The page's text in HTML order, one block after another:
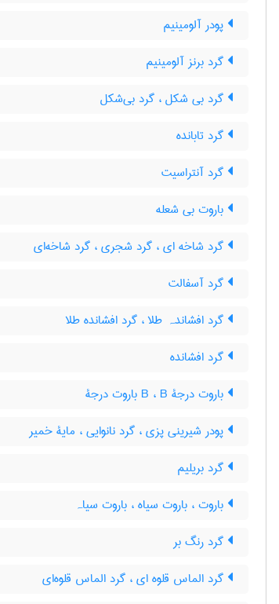
پودر آلومینیم
گرد برنز آلومینیم
گرد بی شکل ، گرد بی‌شکل
گرد تابانده
گرد آنتراسیت
باروت بی شعله
گرد شاخه ای ، گرد شجری ، گرد شاخه‌ای
گرد آسفالت
گرد افشاندہ طلا ، گرد افشانده طلا
گرد افشانده
باروت درجۀ B ، B باروت درجۀ
پودر شیرینی پزی ، گرد نانوایی ، مایۀ خمیر
گرد بریلیم
باروت ، باروت سیاه ، باروت سیاہ
گرد رنگ بر
گرد الماس قلوه ای ، گرد الماس قلوه‌ای